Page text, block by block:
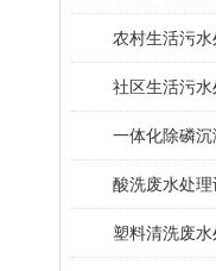
农村生活污
社区生活污水
一体化除磷沉
酸洗废水处理
塑料清洗废